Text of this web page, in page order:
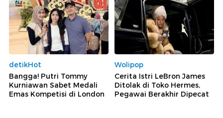
detikHot
Bangga! Putri Tommy
Kurniawan Sabet Medali
Emas Kompetisi di London
Wolipop
Cerita Istri LeBron James
Ditolak di Toko Hermes,
Pegawai Berakhir Dipecat